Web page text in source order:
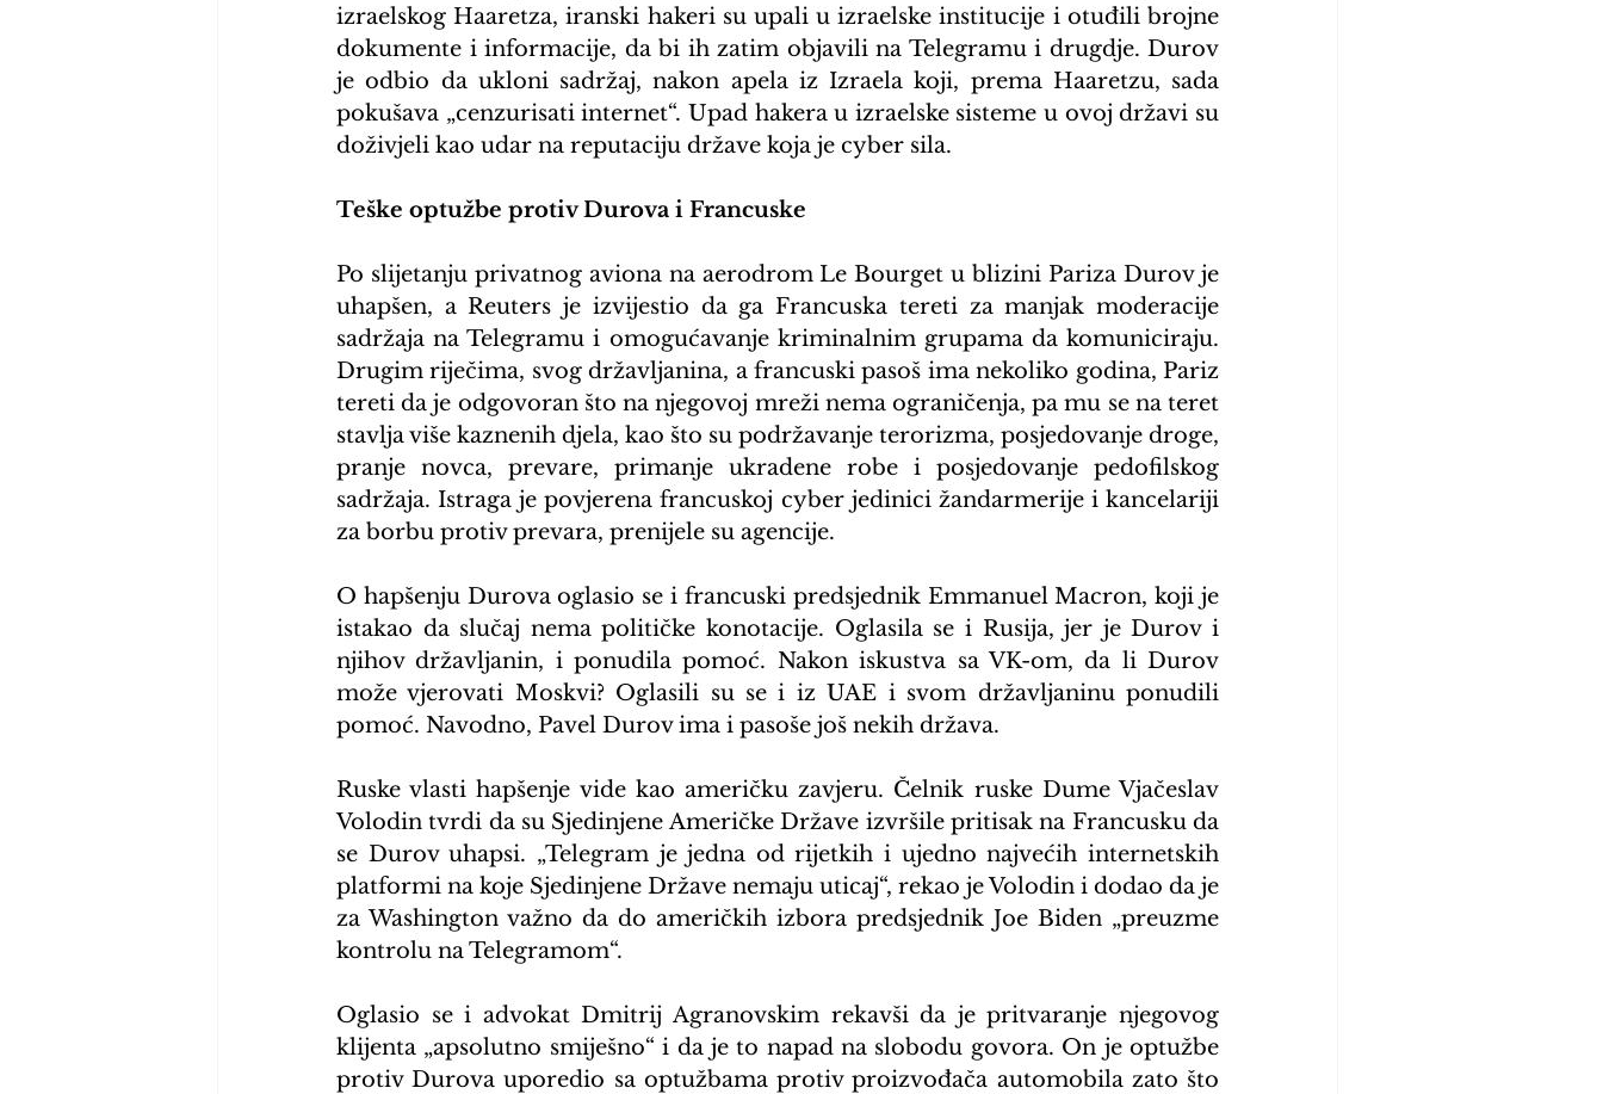
izraelskog Haaretza, iranski hakeri su upali u izraelske institucije i otuđili brojne
dokumente i informacije, da bi ih zatim objavili na Telegramu i drugdje. Durov
je odbio da ukloni sadržaj, nakon apela iz Izraela koji, prema Haaretzu, sada
pokušava „cenzurisati internet“. Upad hakera u izraelske sisteme u ovoj državi su
doživjeli kao udar na reputaciju države koja je cyber sila.
Teške optužbe protiv Durova i Francuske
Po slijetanju privatnog aviona na aerodrom Le Bourget u blizini Pariza Durov je
uhapšen, a Reuters je izvijestio da ga Francuska tereti za manjak moderacije
sadržaja na Telegramu i omogućavanje kriminalnim grupama da komuniciraju.
Drugim riječima, svog državljanina, a francuski pasoš ima nekoliko godina, Pariz
tereti da je odgovoran što na njegovoj mreži nema ograničenja, pa mu se na teret
stavlja više kaznenih djela, kao što su podržavanje terorizma, posjedovanje droge,
pranje novca, prevare, primanje ukradene robe i posjedovanje pedofilskog
sadržaja. Istraga je povjerena francuskoj cyber jedinici žandarmerije i kancelariji
za borbu protiv prevara, prenijele su agencije.
O hapšenju Durova oglasio se i francuski predsjednik Emmanuel Macron, koji je
istakao da slučaj nema političke konotacije. Oglasila se i Rusija, jer je Durov i
njihov državljanin, i ponudila pomoć. Nakon iskustva sa VK-om, da li Durov
može vjerovati Moskvi? Oglasili su se i iz UAE i svom državljaninu ponudili
pomoć. Navodno, Pavel Durov ima i pasoše još nekih država.
Ruske vlasti hapšenje vide kao američku zavjeru. Čelnik ruske Dume Vjačeslav
Volodin tvrdi da su Sjedinjene Američke Države izvršile pritisak na Francusku da
se Durov uhapsi. „Telegram je jedna od rijetkih i ujedno najvećih internetskih
platformi na koje Sjedinjene Države nemaju uticaj“, rekao je Volodin i dodao da je
za Washington važno da do američkih izbora predsjednik Joe Biden „preuzme
kontrolu na Telegramom“.
Oglasio se i advokat Dmitrij Agranovskim rekavši da je pritvaranje njegovog
klijenta „apsolutno smiješno“ i da je to napad na slobodu govora. On je optužbe
protiv Durova uporedio sa optužbama protiv proizvođača automobila zato što